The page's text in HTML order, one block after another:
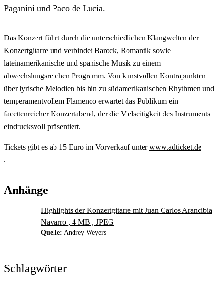
Paganini und Paco de Lucía.
Das Konzert führt durch die unterschiedlichen Klangwelten der
Konzertgitarre und verbindet Barock, Romantik sowie
lateinamerikanische und spanische Musik zu einem
abwechslungsreichen Programm. Von kunstvollen Kontrapunkten
über lyrische Melodien bis hin zu südamerikanischen Rhythmen und
temperamentvollem Flamenco erwartet das Publikum ein
facettenreicher Konzertabend, der die Vielseitigkeit des Instruments
eindrucksvoll präsentiert.
Tickets gibt es ab 15 Euro im Vorverkauf unterwww.adticket.de
.
Anhänge
Highlights der Konzertgitarre mit Juan Carlos Arancibia
Navarro , 4 MB , JPEG
Quelle: Andrey Weyers
Schlagwörter